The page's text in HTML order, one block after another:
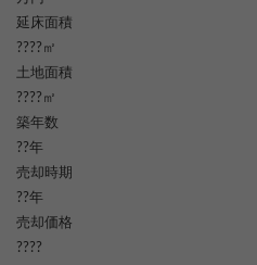
延床面積
????㎡
土地面積
????㎡
築年数
??年
売却時期
??年
売却価格
????